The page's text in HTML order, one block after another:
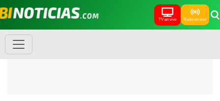
TV en vivo Radio en vivo